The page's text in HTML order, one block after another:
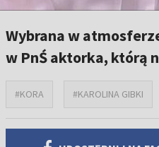
Wybrana w
w PnŚ aktorka, którą
#KORA #KAROLINA GIBKI